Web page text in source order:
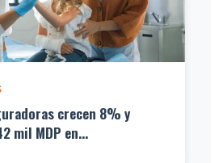
crecen 8% y
mil MDP en...